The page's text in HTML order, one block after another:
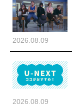
2026.08.09
2026.08.09